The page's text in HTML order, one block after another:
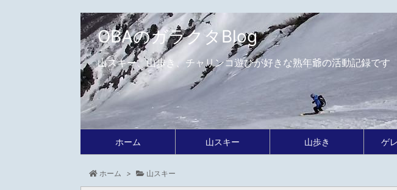
OBAのガラクタBlog
山スキー、山歩き、チャリンコ遊びが好きな熟年爺の活動記録です
ホーム 山スキー 山歩き ゲ
ホーム > 山スキー